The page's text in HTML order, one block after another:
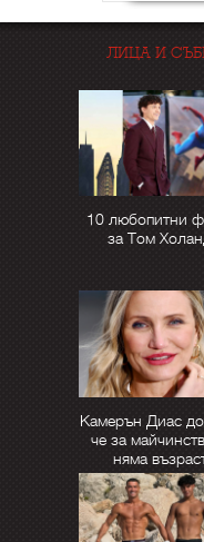
ЛИЦА И
10 любопитни
за Том
Камерън Диас
че за
няма